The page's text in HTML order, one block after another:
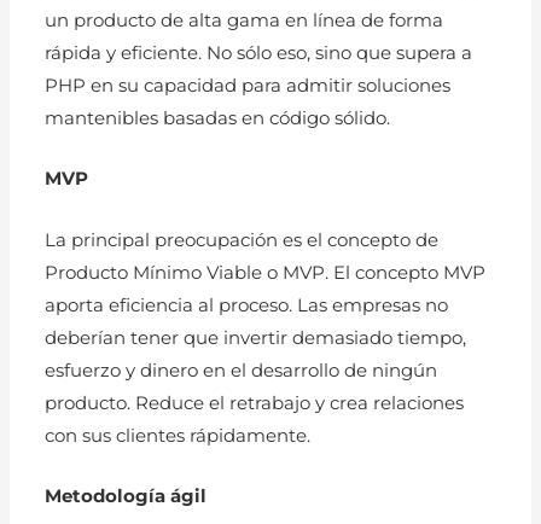
un producto de alta gama en línea de forma
rápida y eficiente. No sólo eso, sino que supera a
PHP en su capacidad para admitir soluciones
mantenibles basadas en código sólido.
MVP
La principal preocupación es el concepto de
Producto Mínimo Viable o MVP. El concepto MVP
aporta eficiencia al proceso. Las empresas no
deberían tener que invertir demasiado tiempo,
esfuerzo y dinero en el desarrollo de ningún
producto. Reduce el retrabajo y crea relaciones
con sus clientes rápidamente.
Metodología ágil